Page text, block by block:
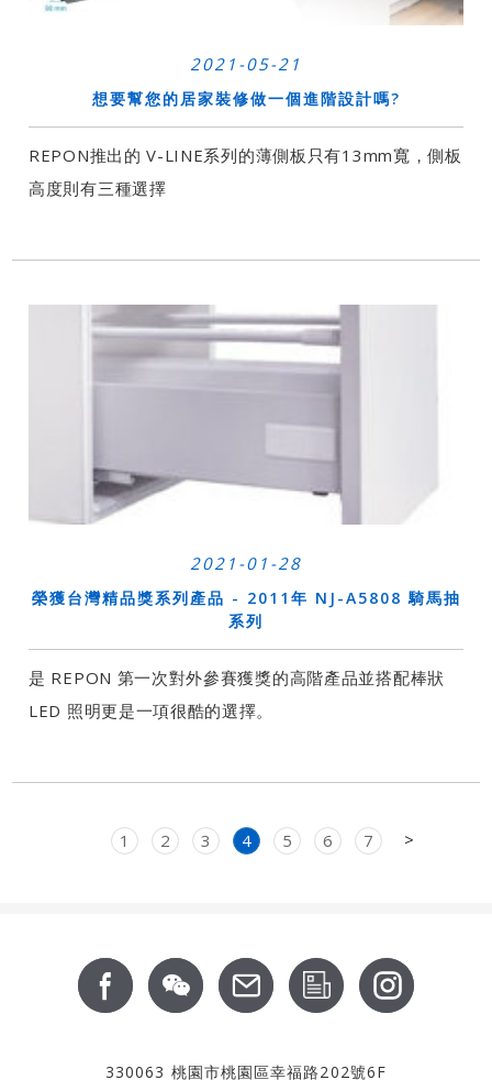
2021-05-21
想要幫您的居家裝修做一個進階設計嗎?
REPON推出的 V-LINE系列的薄側板只有13mm寬，側板
高度則有三種選擇
2021-01-28
榮獲台灣精品獎系列產品 - 2011年 NJ-A5808 騎馬抽
系列
是 REPON 第一次對外參賽獲獎的高階產品並搭配棒狀
LED 照明更是一項很酷的選擇。
Previous
1 2 3 4 5 6 7 >Next
330063 桃園市桃園區幸福路202號6F